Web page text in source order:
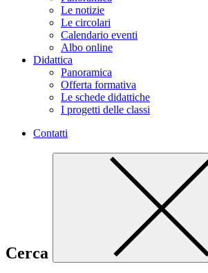
Le notizie
Le circolari
Calendario eventi
Albo online
Didattica
Panoramica
Offerta formativa
Le schede didattiche
I progetti delle classi
Contatti
Cerca